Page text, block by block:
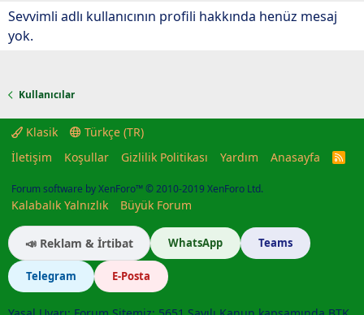
Sevvimli adlı kullanıcının profili hakkında henüz mesaj
yok.
Kullanıcılar
Klasik
Türkçe (TR)
İletişim
Koşullar Gizlilik Politikası Yardım Anasayfa
R
Forum software by XenForo™© 2010-2019 XenForo Ltd.
Kalabalık Yalnızlık Büyük Forum
📣 Reklam & İrtibat WhatsApp Teams
Telegram E-Posta